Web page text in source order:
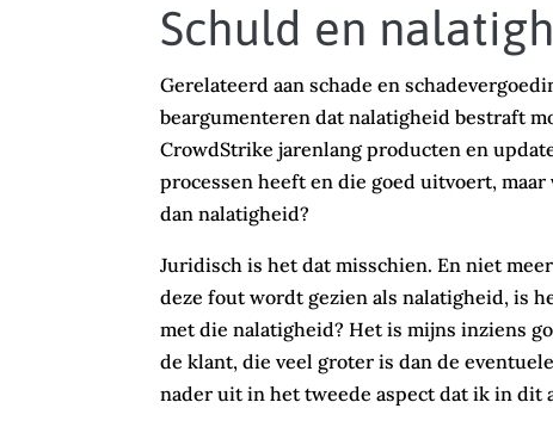
Schuld en
Gerelateerd aan schade en
beargumenteren dat nalatigheid bestraft
CrowdStrike jarenlang producten en
processen heeft en die goed uitvoert,
dan nalatigheid?
Juridisch is het dat misschien. En niet
deze fout wordt gezien als nalatigheid, is
met die nalatigheid? Het is mijns inziens
de klant, die veel groter is dan de
nader uit in het tweede aspect dat ik in dit